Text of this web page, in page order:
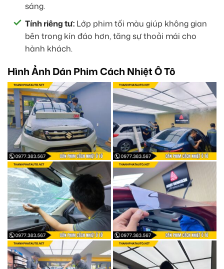
sáng.
Tính riêng tư: Lớp phim tối màu giúp không gian
bên trong kín đáo hơn, tăng sự thoải mái cho
hành khách.
Hình Ảnh Dán Phim Cách Nhiệt Ô Tô